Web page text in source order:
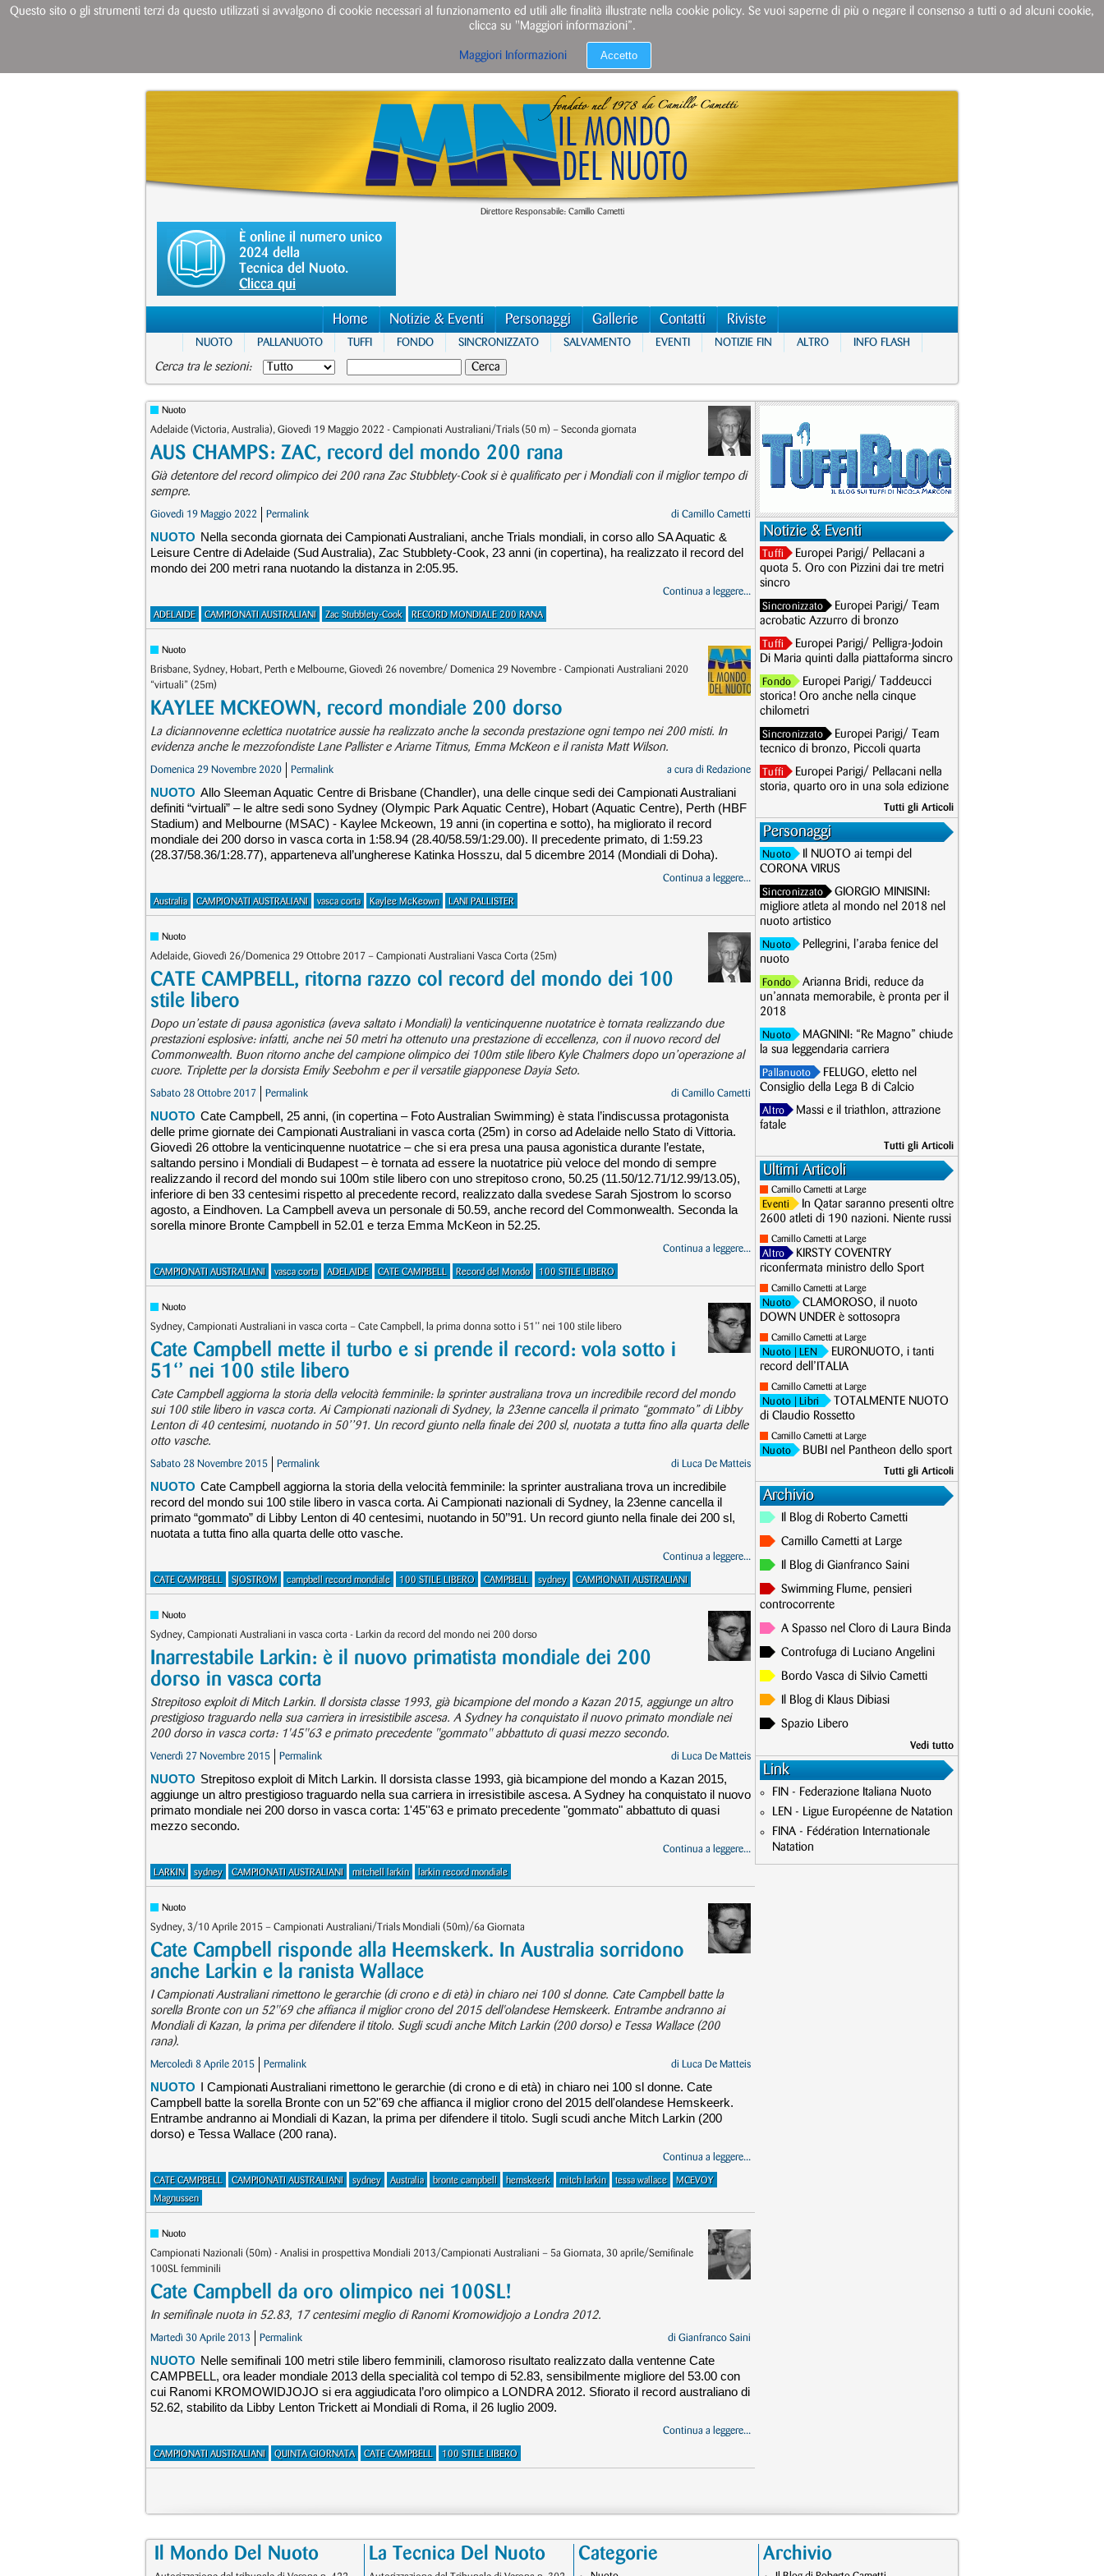
Direttore Responsabile: Camillo Cametti
È online il numero unico
2024 della
Tecnica del Nuoto.
Clicca qui
Home Notizie & Eventi Personaggi Gallerie Contatti Riviste
NUOTO PALLANUOTO TUFFI FONDO SINCRONIZZATO SALVAMENTO EVENTI NOTIZIE FIN ALTRO INFO FLASH
Cerca tra le sezioni:
Nuoto
Adelaide (Victoria, Australia), Giovedì 19 Maggio 2022 - Campionati Australiani/Trials (50 m) – Seconda giornata
AUS CHAMPS: ZAC, record del mondo 200 rana
Già detentore del record olimpico dei 200 rana Zac Stubblety-Cook si è qualificato per i Mondiali con il miglior tempo di
sempre.
Giovedì 19 Maggio 2022 Permalink di Camillo Cametti
NUOTO Nella seconda giornata dei Campionati Australiani, anche Trials mondiali, in corso allo SA Aquatic &
Leisure Centre di Adelaide (Sud Australia), Zac Stubblety-Cook, 23 anni (in copertina), ha realizzato il record del
mondo dei 200 metri rana nuotando la distanza in 2:05.95.
Continua a leggere...
ADELAIDE CAMPIONATI AUSTRALIANI Zac Stubblety-Cook RECORD MONDIALE 200 RANA
Nuoto
Brisbane, Sydney, Hobart, Perth e Melbourne, Giovedì 26 novembre/ Domenica 29 Novembre - Campionati Australiani 2020
“virtuali” (25m)
KAYLEE MCKEOWN, record mondiale 200 dorso
La diciannovenne eclettica nuotatrice aussie ha realizzato anche la seconda prestazione ogni tempo nei 200 misti. In
evidenza anche le mezzofondiste Lane Pallister e Ariarne Titmus, Emma McKeon e il ranista Matt Wilson.
Domenica 29 Novembre 2020 Permalink a cura di Redazione
NUOTO Allo Sleeman Aquatic Centre di Brisbane (Chandler), una delle cinque sedi dei Campionati Australiani
definiti “virtuali” – le altre sedi sono Sydney (Olympic Park Aquatic Centre), Hobart (Aquatic Centre), Perth (HBF
Stadium) and Melbourne (MSAC) - Kaylee Mckeown, 19 anni (in copertina e sotto), ha migliorato il record
mondiale dei 200 dorso in vasca corta in 1:58.94 (28.40/58.59/1:29.00). Il precedente primato, di 1:59.23
(28.37/58.36/1:28.77), apparteneva all’ungherese Katinka Hosszu, dal 5 dicembre 2014 (Mondiali di Doha).
Continua a leggere...
Australia CAMPIONATI AUSTRALIANI vasca corta Kaylee McKeown LANI PALLISTER
Nuoto
Adelaide, Giovedì 26/Domenica 29 Ottobre 2017 – Campionati Australiani Vasca Corta (25m)
CATE CAMPBELL, ritorna razzo col record del mondo dei 100
stile libero
Dopo un’estate di pausa agonistica (aveva saltato i Mondiali) la venticinquenne nuotatrice è tornata realizzando due
prestazioni esplosive: infatti, anche nei 50 metri ha ottenuto una prestazione di eccellenza, con il nuovo record del
Commonwealth. Buon ritorno anche del campione olimpico dei 100m stile libero Kyle Chalmers dopo un’operazione al
cuore. Triplette per la dorsista Emily Seebohm e per il versatile giapponese Dayia Seto.
Sabato 28 Ottobre 2017 Permalink di Camillo Cametti
NUOTO Cate Campbell, 25 anni, (in copertina – Foto Australian Swimming) è stata l’indiscussa protagonista
delle prime giornate dei Campionati Australiani in vasca corta (25m) in corso ad Adelaide nello Stato di Vittoria.
Giovedì 26 ottobre la venticinquenne nuotatrice – che si era presa una pausa agonistica durante l’estate,
saltando persino i Mondiali di Budapest – è tornata ad essere la nuotatrice più veloce del mondo di sempre
realizzando il record del mondo sui 100m stile libero con uno strepitoso crono, 50.25 (11.50/12.71/12.99/13.05),
inferiore di ben 33 centesimi rispetto al precedente record, realizzato dalla svedese Sarah Sjostrom lo scorso
agosto, a Eindhoven. La Campbell aveva un personale di 50.59, anche record del Commonwealth. Seconda la
sorella minore Bronte Campbell in 52.01 e terza Emma McKeon in 52.25.
Continua a leggere...
CAMPIONATI AUSTRALIANI vasca corta ADELAIDE CATE CAMPBELL Record del Mondo 100 STILE LIBERO
Nuoto
Sydney, Campionati Australiani in vasca corta – Cate Campbell, la prima donna sotto i 51’’ nei 100 stile libero
Cate Campbell mette il turbo e si prende il record: vola sotto i
51‘’ nei 100 stile libero
Cate Campbell aggiorna la storia della velocità femminile: la sprinter australiana trova un incredibile record del mondo
sui 100 stile libero in vasca corta. Ai Campionati nazionali di Sydney, la 23enne cancella il primato “gommato” di Libby
Lenton di 40 centesimi, nuotando in 50’’91. Un record giunto nella finale dei 200 sl, nuotata a tutta fino alla quarta delle
otto vasche.
Sabato 28 Novembre 2015 Permalink di Luca De Matteis
NUOTO Cate Campbell aggiorna la storia della velocità femminile: la sprinter australiana trova un incredibile
record del mondo sui 100 stile libero in vasca corta. Ai Campionati nazionali di Sydney, la 23enne cancella il
primato “gommato” di Libby Lenton di 40 centesimi, nuotando in 50’’91. Un record giunto nella finale dei 200 sl,
nuotata a tutta fino alla quarta delle otto vasche.
Continua a leggere...
CATE CAMPBELL SJOSTROM campbell record mondiale 100 STILE LIBERO CAMPBELL sydney CAMPIONATI AUSTRALIANI
Nuoto
Sydney, Campionati Australiani in vasca corta - Larkin da record del mondo nei 200 dorso
Inarrestabile Larkin: è il nuovo primatista mondiale dei 200
dorso in vasca corta
Strepitoso exploit di Mitch Larkin. Il dorsista classe 1993, già bicampione del mondo a Kazan 2015, aggiunge un altro
prestigioso traguardo nella sua carriera in irresistibile ascesa. A Sydney ha conquistato il nuovo primato mondiale nei
200 dorso in vasca corta: 1'45''63 e primato precedente "gommato" abbattuto di quasi mezzo secondo.
Venerdì 27 Novembre 2015 Permalink di Luca De Matteis
NUOTO Strepitoso exploit di Mitch Larkin. Il dorsista classe 1993, già bicampione del mondo a Kazan 2015,
aggiunge un altro prestigioso traguardo nella sua carriera in irresistibile ascesa. A Sydney ha conquistato il nuovo
primato mondiale nei 200 dorso in vasca corta: 1'45''63 e primato precedente "gommato" abbattuto di quasi
mezzo secondo.
Continua a leggere...
LARKIN sydney CAMPIONATI AUSTRALIANI mitchell larkin larkin record mondiale
Nuoto
Sydney, 3/10 Aprile 2015 – Campionati Australiani/Trials Mondiali (50m)/6a Giornata
Cate Campbell risponde alla Heemskerk. In Australia sorridono
anche Larkin e la ranista Wallace
I Campionati Australiani rimettono le gerarchie (di crono e di età) in chiaro nei 100 sl donne. Cate Campbell batte la
sorella Bronte con un 52''69 che affianca il miglior crono del 2015 dell'olandese Hemskeerk. Entrambe andranno ai
Mondiali di Kazan, la prima per difendere il titolo. Sugli scudi anche Mitch Larkin (200 dorso) e Tessa Wallace (200
rana).
Mercoledì 8 Aprile 2015 Permalink di Luca De Matteis
NUOTO I Campionati Australiani rimettono le gerarchie (di crono e di età) in chiaro nei 100 sl donne. Cate
Campbell batte la sorella Bronte con un 52''69 che affianca il miglior crono del 2015 dell'olandese Hemskeerk.
Entrambe andranno ai Mondiali di Kazan, la prima per difendere il titolo. Sugli scudi anche Mitch Larkin (200
dorso) e Tessa Wallace (200 rana).
Continua a leggere...
CATE CAMPBELL CAMPIONATI AUSTRALIANI sydney Australia bronte campbell hemskeerk mitch larkin tessa wallace
MCEVOY
Magnussen
Nuoto
Campionati Nazionali (50m) - Analisi in prospettiva Mondiali 2013/Campionati Australiani – 5a Giornata, 30 aprile/Semifinale
100SL femminili
Cate Campbell da oro olimpico nei 100SL!
In semifinale nuota in 52.83, 17 centesimi meglio di Ranomi Kromowidjojo a Londra 2012.
Martedì 30 Aprile 2013 Permalink di Gianfranco Saini
NUOTO Nelle semifinali 100 metri stile libero femminili, clamoroso risultato realizzato dalla ventenne Cate
CAMPBELL, ora leader mondiale 2013 della specialità col tempo di 52.83, sensibilmente migliore del 53.00 con
cui Ranomi KROMOWIDJOJO si era aggiudicata l’oro olimpico a LONDRA 2012. Sfiorato il record australiano di
52.62, stabilito da Libby Lenton Trickett ai Mondiali di Roma, il 26 luglio 2009.
Continua a leggere...
CAMPIONATI AUSTRALIANI QUINTA GIORNATA CATE CAMPBELL 100 STILE LIBERO
Notizie & Eventi
Tuffi
Europei Parigi/ Pellacani a
quota 5. Oro con Pizzini dai tre metri
sincro
Sincronizzato
Europei Parigi/ Team
acrobatic Azzurro di bronzo
Tuffi
Europei Parigi/ Pelligra-Jodoin
Di Maria quinti dalla piattaforma sincro
Fondo
Europei Parigi/ Taddeucci
storica! Oro anche nella cinque
chilometri
Sincronizzato
Europei Parigi/ Team
tecnico di bronzo, Piccoli quarta
Tuffi
Europei Parigi/ Pellacani nella
storia, quarto oro in una sola edizione
Tutti gli Articoli
Personaggi
Nuoto
Il NUOTO ai tempi del
CORONA VIRUS
Sincronizzato
GIORGIO MINISINI:
migliore atleta al mondo nel 2018 nel
nuoto artistico
Nuoto
Pellegrini, l’araba fenice del
nuoto
Fondo
Arianna Bridi, reduce da
un’annata memorabile, è pronta per il
2018
Nuoto
MAGNINI: “Re Magno” chiude
la sua leggendaria carriera
Pallanuoto
FELUGO, eletto nel
Consiglio della Lega B di Calcio
Altro
Massi e il triathlon, attrazione
fatale
Tutti gli Articoli
Ultimi Articoli
Camillo Cametti at Large
Eventi
In Qatar saranno presenti oltre
2600 atleti di 190 nazioni. Niente russi
Camillo Cametti at Large
Altro
KIRSTY COVENTRY
riconfermata ministro dello Sport
Camillo Cametti at Large
Nuoto
CLAMOROSO, il nuoto
DOWN UNDER è sottosopra
Camillo Cametti at Large
Nuoto | LEN
EURONUOTO, i tanti
record dell’ITALIA
Camillo Cametti at Large
Nuoto | Libri
TOTALMENTE NUOTO
di Claudio Rossetto
Camillo Cametti at Large
Nuoto BUBI nel Pantheon dello sport
Tutti gli Articoli
Archivio
Il Blog di Roberto Cametti
Camillo Cametti at Large
Il Blog di Gianfranco Saini
Swimming Flume, pensieri
controcorrente
A Spasso nel Cloro di Laura Binda
Controfuga di Luciano Angelini
Bordo Vasca di Silvio Cametti
Il Blog di Klaus Dibiasi
Spazio Libero
Vedi tutto
Link
FIN - Federazione Italiana Nuoto
LEN - Ligue Européenne de Natation
FINA - Fédération Internationale
Natation
Il Mondo Del Nuoto La Tecnica Del Nuoto Categorie Archivio
Questo sito o gli strumenti terzi da questo utilizzati si avvalgono di cookie necessari al funzionamento ed utili alle finalità illustrate nella cookie policy. Se vuoi saperne di più o negare il consenso a tutti o ad alcuni cookie,
clicca su "Maggiori informazioni”.
Maggiori Informazioni Accetto